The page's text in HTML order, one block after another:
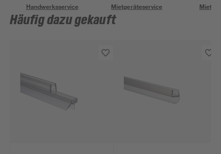
Handwerksservice Mietgeräteservice
Häufig dazu gekauft